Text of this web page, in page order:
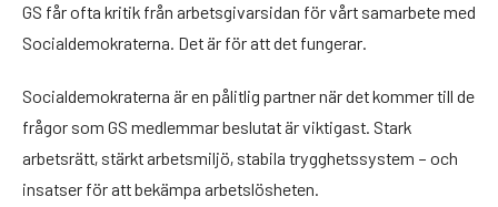
GS får ofta kritik från arbetsgivarsidan för vårt samarbete med
Socialdemokraterna. Det är för att det fungerar.
Socialdemokraterna är en pålitlig partner när det kommer till de
frågor som GS medlemmar beslutat är viktigast. Stark
arbetsrätt, stärkt arbetsmiljö, stabila trygghetssystem – och
insatser för att bekämpa arbetslösheten.